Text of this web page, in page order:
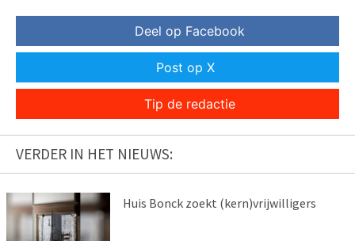
Deel op Facebook
Post op X
Tip de redactie
VERDER IN HET NIEUWS:
Huis Bonck zoekt (kern)vrijwilligers